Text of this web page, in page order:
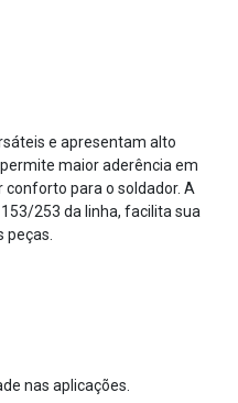
e apresentam alto
maior aderência em
para o soldador. A
253 da linha, facilita sua
peças.
nas aplicações.